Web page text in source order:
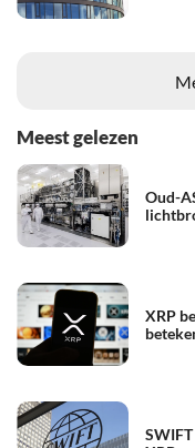
Meest gelezen
Oud-
XRP